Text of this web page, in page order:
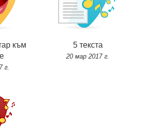
към
г.
5 текста
20 мар 2017 г.